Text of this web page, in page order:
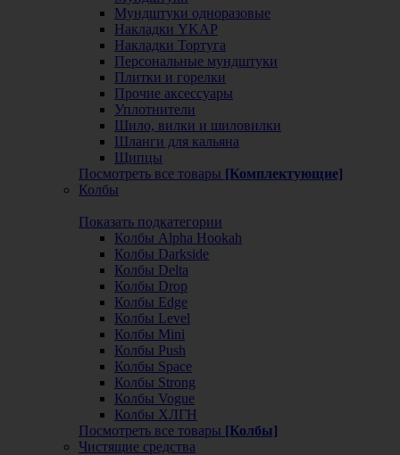
Мундштуки одноразовые
Накладки YKAP
Накладки Тортуга
Персональные мундштуки
Плитки и горелки
Прочие аксессуары
Уплотнители
Шило, вилки и шиловилки
Шланги для кальяна
Щипцы
Посмотреть все товары [Комплектующие]
Колбы
Показать подкатегории
Колбы Alpha Hookah
Колбы Darkside
Колбы Delta
Колбы Drop
Колбы Edge
Колбы Level
Колбы Mini
Колбы Push
Колбы Space
Колбы Strong
Колбы Vogue
Колбы ХЛГН
Посмотреть все товары [Колбы]
Чистящие средства